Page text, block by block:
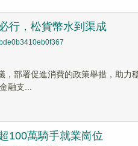
行，松貨幣水到渠成
部署促進消費的政策舉措，助
融支...
100萬騎手就業崗位